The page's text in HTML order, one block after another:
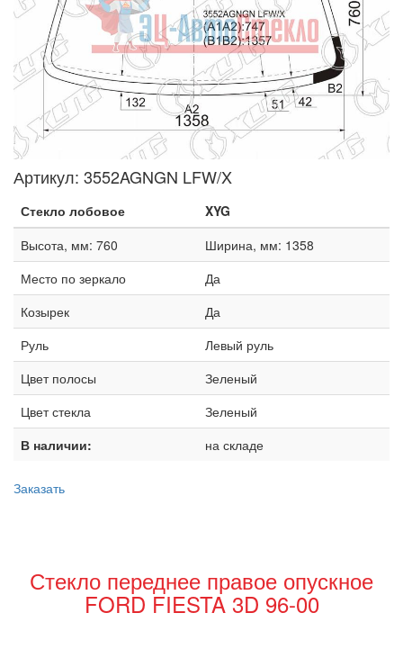
Артикул: 3552AGNGN LFW/X
Стекло лобовое
XYG
Высота, мм: 760
Ширина, мм: 1358
Место по зеркало
Да
Козырек
Да
Руль
Левый руль
Цвет полосы
Зеленый
Цвет стекла
Зеленый
В наличии:
на складе
Заказать
Стекло переднее правое опускное
FORD FIESTA 3D 96-00